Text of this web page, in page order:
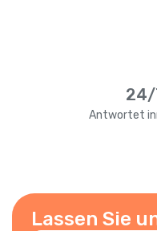
24/
Antwortet
Lassen Sie